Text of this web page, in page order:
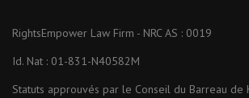
RightsEmpower Law Firm - NRC AS : 0019
Id. Nat : 01-831-N40582M
Statuts approuvés par le Conseil du Barreau de